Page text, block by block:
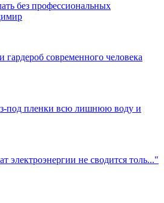
без профессиональных
современного человека
под пленки всю лишнюю воду и
электроэнергии не сводится толь..."